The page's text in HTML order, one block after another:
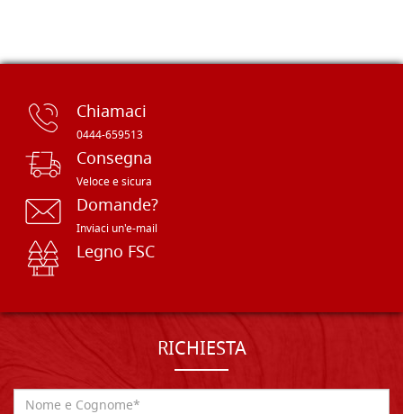
Chiamaci
0444-659513
Consegna
Veloce e sicura
Domande?
Inviaci un'e-mail
Legno FSC
RICHIESTA